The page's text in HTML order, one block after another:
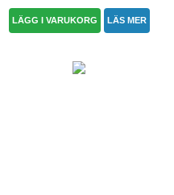
LÄGG I VARUKORG LÄS MER